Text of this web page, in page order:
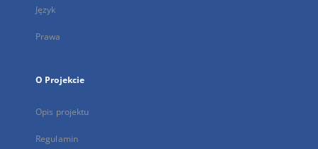
Język
Prawa
O Projekcie
Opis projektu
Regulamin